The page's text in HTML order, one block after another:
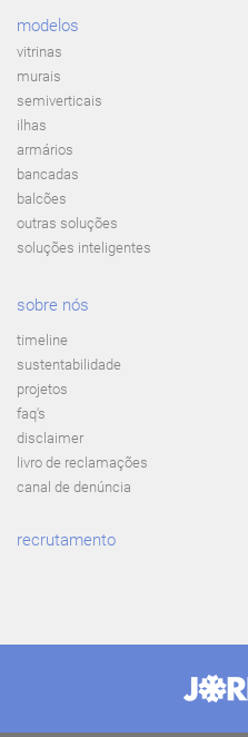
modelos
vitrinas
murais
semiverticais
ilhas
armários
bancadas
balcões
outras soluções
soluções inteligentes
sobre nós
timeline
sustentabilidade
projetos
faq's
disclaimer
livro de reclamações
canal de denúncia
recrutamento